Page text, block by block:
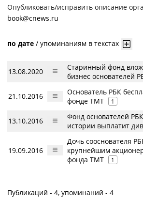
Опубликовать/исправить описание
book@cnews.ru
по дате / упоминаниям в текстах
13.08.2020
Старинный фонд
бизнес основателей
21.10.2016
Основатель РБК
фонде TMT
1
13.10.2016
Фонд основателей
истории выплатит
19.09.2016
Дочь сооснователя
крупнейшим
фонда TMT
1
Публикаций - 4, упоминаний - 4